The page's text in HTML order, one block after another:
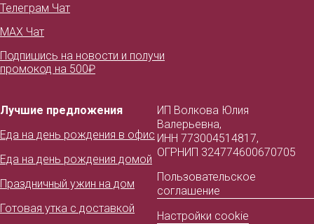
Телеграм Чат
MAX Чат
Подпишись на новости и получи
промокод на 500₽
Лучшие предложения
Еда на день рождения в офис
Еда на день рождения домой
Праздничный ужин на дом
Готовая утка с доставкой
ИП Волкова Юлия
Валерьевна,
ИНН 773004514817,
ОГРНИП 324774600670705
Пользовательское
соглашение
Настройки cookie